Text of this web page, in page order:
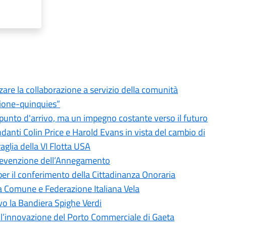
la collaborazione a servizio della comunità
quinquies”
d'arrivo, ma un impegno costante verso il futuro
Colin Price e Harold Evans in vista del cambio di
della VI Flotta USA
dell’Annegamento
il conferimento della Cittadinanza Onoraria
e Federazione Italiana Vela
la Bandiera Spighe Verdi
del Porto Commerciale di Gaeta